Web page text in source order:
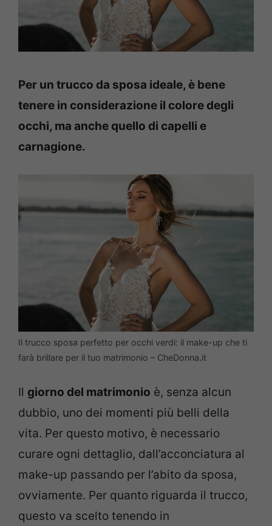
Per un trucco da sposa ideale, è bene
tenere in considerazione il colore degli
occhi, ma anche quello di capelli e
carnagione.
Il trucco sposa perfetto per occhi verdi: il make-up che ti
farà brillare per il tuo matrimonio – CheDonna.it
Il giorno del matrimonio è, senza alcun
dubbio, uno dei momenti più belli della
vita. Per questo motivo, è necessario
curare ogni dettaglio, dall’acconciatura al
make-up passando per l’abito da sposa,
ovviamente. Per quanto riguarda il trucco,
questo va scelto tenendo in